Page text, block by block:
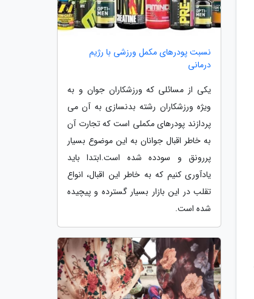
نسبت پودرهای مکمل ورزشی با رژیم
درمانی
یکی از مسائلی که ورزشکاران جوان و به
ویژه ورزشکاران رشته بدنسازی به آن می
پردازند پودرهای مکملی است که تجارت آن
به خاطر اقبال جوانان به این موضوع بسیار
پررونق و سودده شده است.ابتدا باید
یادآوری کنیم که به خاطر این اقبال، انواع
تقلب در این بازار بسیار گسترده و پیچیده
شده است.